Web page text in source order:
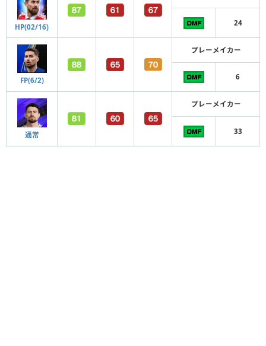
HP(02/16) 24
FP(6/2)
プレーメイカー
6
通常
プレーメイカー
33